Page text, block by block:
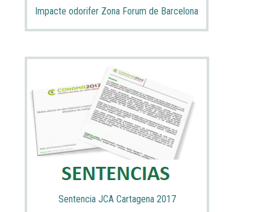
Impacte odorifer Zona Forum de Barcelona
Sentencia JCA Cartagena 2017